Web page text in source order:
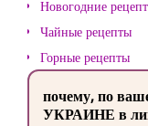
Новогодние
Чайные рецепты
Горные рецепты
почему, по
УКРАИНЕ в